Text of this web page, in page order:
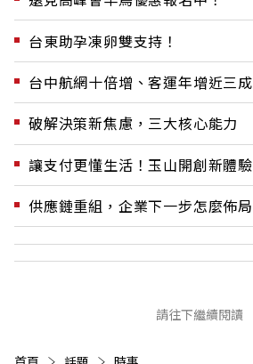
台東助孕凍卵雙支持！
台中航網十倍增、客運年增近三成
破解決策新焦慮，三大核心能力
讓支付更懂生活！玉山開創新體驗
供應鏈重組，企業下一步怎麼佈局
請往下繼續閱讀